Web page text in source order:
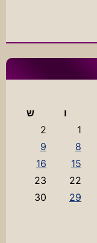
ו
ש
1
2
8
9
15
16
22
23
29
30